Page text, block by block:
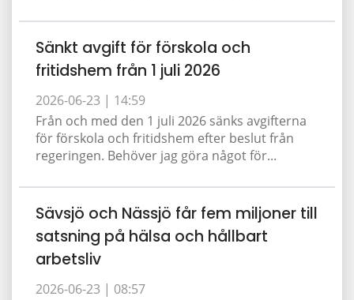
Sänkt avgift för förskola och
fritidshem från 1 juli 2026
2026-06-23 | 14:59
Från och med den 1 juli 2026 sänks avgifterna
för förskola och fritidshem efter beslut från
regeringen. Behöver jag göra något för...
Sävsjö och Nässjö får fem miljoner till
satsning på hälsa och hållbart
arbetsliv
2026-06-23 | 08:57